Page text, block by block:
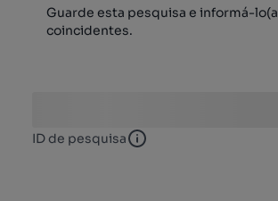
Guarde esta pesquisa e informá-
coincidentes.
ID de pesquisa ID de pesquisa